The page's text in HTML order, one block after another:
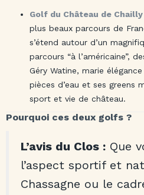
Golf du Château de Chailly
plus beaux parcours de
s’étend autour d’un
parcours “à l’américaine”,
Géry Watine, marie
pièces d’eau et ses greens
sport et vie de château.
Pourquoi ces deux golfs ?
L’avis du Clos : Que
l’aspect sportif et
Chassagne ou le